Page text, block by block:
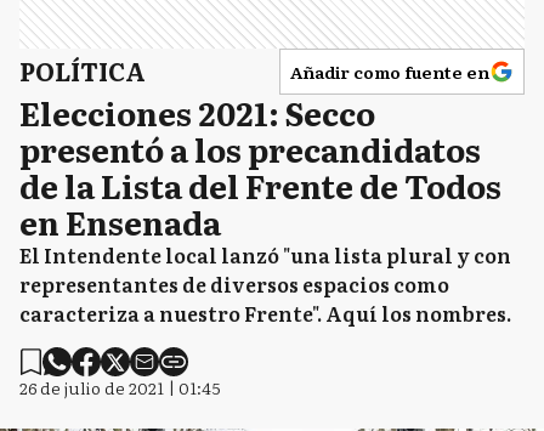
POLÍTICA Añadir como fuente en
Elecciones 2021: Secco
presentó a los precandidatos
de la Lista del Frente de Todos
en Ensenada
El Intendente local lanzó "una lista plural y con
representantes de diversos espacios como
caracteriza a nuestro Frente". Aquí los nombres.
26 de julio de 2021 | 01:45